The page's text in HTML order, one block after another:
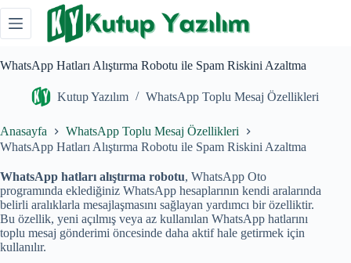
Skip
WhatsApp Hatları Alıştırma Robotu ile Spam Riskini Azaltma
Kutup Yazılım WhatsApp Toplu Mesaj Özellikleri
Anasayfa
WhatsApp Toplu Mesaj Özellikleri
WhatsApp Hatları Alıştırma Robotu ile Spam Riskini Azaltma
WhatsApp hatları alıştırma robotu, WhatsApp Oto
programında eklediğiniz WhatsApp hesaplarının kendi aralarında
belirli aralıklarla mesajlaşmasını sağlayan yardımcı bir özelliktir.
Bu özellik, yeni açılmış veya az kullanılan WhatsApp hatlarını
toplu mesaj gönderimi öncesinde daha aktif hale getirmek için
kullanılır.